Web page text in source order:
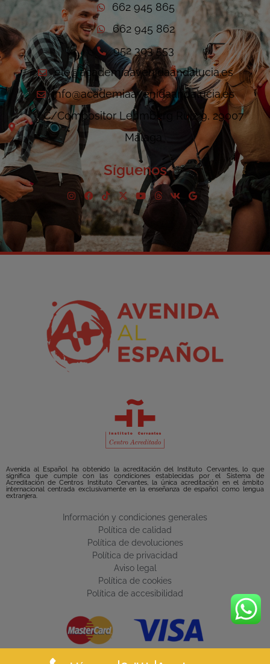
662 945 865
662 945 862
952 303 553
ele@academiaavenidaandalucia.es
info@academiaavenidaandalucia.es
C/Compositor Lehmberg Ruiz 9, 29007
Málaga
Síguenos
Avenida al Español ha obtenido la acreditación del Instituto Cervantes, lo que
significa que cumple con las condiciones establecidas por el Sistema de
Acreditación de Centros Instituto Cervantes, la única acreditación en el ámbito
internacional centrada exclusivamente en la enseñanza de español como lengua
extranjera.
Información y condiciones generales
Política de calidad
Política de devoluciones
Política de privacidad
Aviso legal
Política de cookies
Política de accesibilidad